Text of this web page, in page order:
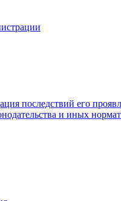
последствий его
и иных